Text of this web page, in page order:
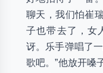
聊天，我们怕崔
子也带去了，女
讶。乐手弹唱了
歌吧。”他放开嗓